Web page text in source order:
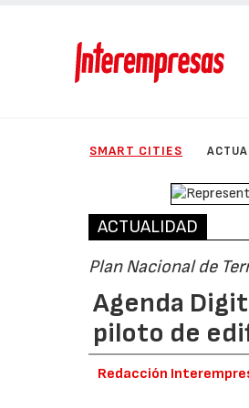
SMART CITIES
ACTUALIDAD
Plan Nacional de
Agenda
piloto de
Redacción